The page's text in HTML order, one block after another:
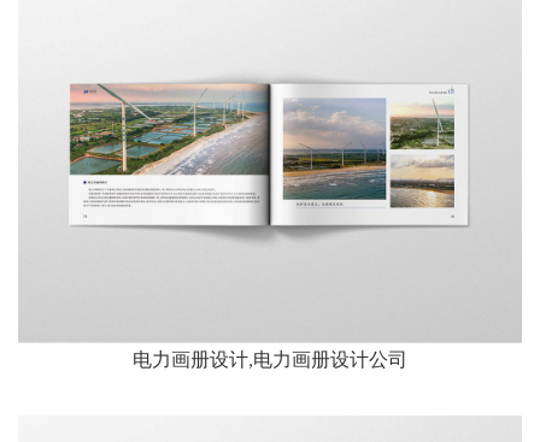
电力画册设计,电力画册设计公司